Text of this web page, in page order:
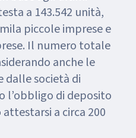
a 143.542 unità,
piccole imprese e
Il numero totale
anche le
dalle società di
l’obbligo di deposito
a circa 200